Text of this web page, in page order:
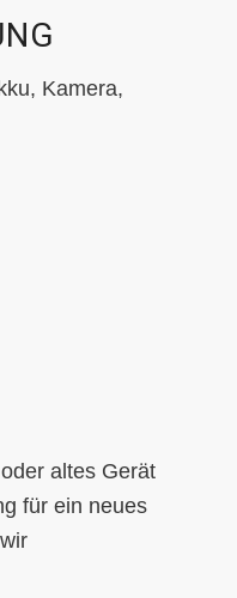
Kamera,
altes Gerät
für ein neues